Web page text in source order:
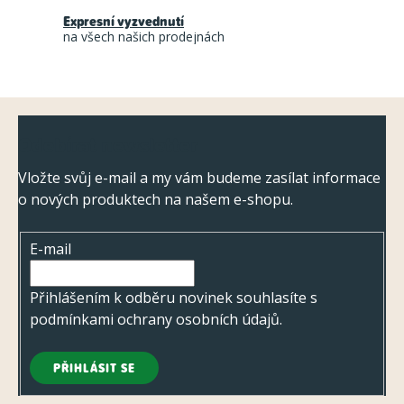
r
v
y
v
p
i
s
Expresní vyzvednutí
na všech našich prodejnách
Vložte svůj e-mail a my vám budeme zasílat informace
o nových produktech na našem e-shopu.
E-mail
Přihlášením k odběru novinek souhlasíte s
podmínkami ochrany osobních údajů.
PŘIHLÁSIT SE